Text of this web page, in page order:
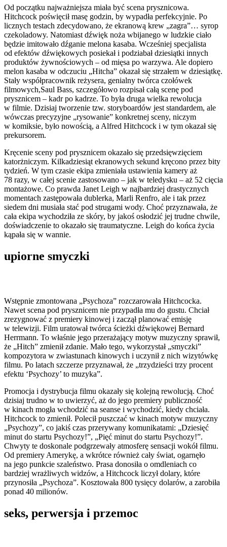
Od początku najważniejsza miała być scena prysznicowa.
Hitchcock poświęcił masę godzin, by wypadła perfekcyjnie. Po
licznych testach zdecydowano, że ekranową krew „zagra”… syrop
czekoladowy. Natomiast dźwięk noża wbijanego w ludzkie ciało
będzie imitowało dźganie melona kasaba. Wcześniej specjalista
od efektów dźwiękowych posiekał i podziabał dziesiątki innych
produktów żywnościowych – od mięsa po warzywa. Ale dopiero
melon kasaba w odczuciu „Hitcha” okazał się strzałem w dziesiątkę.
Stały współpracownik reżysera, genialny twórca czołówek
filmowych,Saul Bass, szczegółowo rozpisał całą scenę pod
prysznicem – kadr po kadrze. To była druga wielka rewolucja
w filmie. Dzisiaj tworzenie tzw. storyboardów jest standardem, ale
wówczas precyzyjne „rysowanie” konkretnej sceny, niczym
w komiksie, było nowością, a Alfred Hitchcock i w tym okazał się
prekursorem.
Kręcenie sceny pod prysznicem okazało się przedsięwzięciem
katorżniczym. Kilkadziesiąt ekranowych sekund kręcono przez bity
tydzień. W tym czasie ekipa zmieniała ustawienia kamery aż
78 razy, w całej scenie zastosowano – jak w teledysku – aż 52 cięcia
montażowe. Co prawda Janet Leigh w najbardziej drastycznych
momentach zastępowała dublerka, Marli Renfro, ale i tak przez
siedem dni musiała stać pod strugami wody. Choć przyznawała, że
cała ekipa wychodziła ze skóry, by jakoś osłodzić jej trudne chwile,
doświadczenie to okazało się traumatyczne. Leigh do końca życia
kąpała się w wannie.
upiorne smyczki
Wstępnie zmontowana „Psychoza” rozczarowała Hitchcocka.
Nawet scena pod prysznicem nie przypadła mu do gustu. Chciał
zrezygnować z premiery kinowej i zaczął planować emisję
w telewizji. Film uratował twórca ścieżki dźwiękowej Bernard
Herrmann. To właśnie jego przerażający motyw muzyczny sprawił,
że „Hitch” zmienił zdanie. Mało tego, wykorzystał „smyczki”
kompozytora w zwiastunach kinowych i uczynił z nich wizytówkę
filmu. Po latach szczerze przyznawał, że „trzydzieści trzy procent
efektu ‘Psychozy’ to muzyka”.
Promocja i dystrybucja filmu okazały się kolejną rewolucją. Choć
dzisiaj trudno w to uwierzyć, aż do jego premiery publiczność
w kinach mogła wchodzić na seanse i wychodzić, kiedy chciała.
Hitchcock to zmienił. Polecił puszczać w kinach motyw muzyczny
„Psychozy”, co jakiś czas przerywany komunikatami: „Dziesięć
minut do startu Psychozy!”, „Pięć minut do startu Psychozy!”.
Chwyty te doskonale podgrzewały atmosferę sensacji wokół filmu.
Od premiery Amerykę, a wkrótce również cały świat, ogarnęło
na jego punkcie szaleństwo. Prasa donosiła o omdleniach co
bardziej wrażliwych widzów, a Hitchcock liczył dolary, które
przynosiła „Psychoza”. Kosztowała 800 tysięcy dolarów, a zarobiła
ponad 40 milionów.
seks, perwersja i przemoc